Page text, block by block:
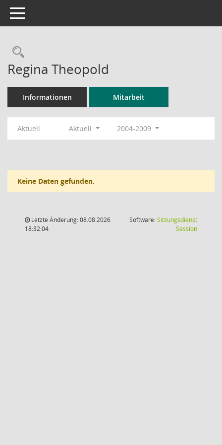
Toggle navigation
Rechercheauswahl
Regina Theopold
Informationen Mitarbeit
Aktuell Aktuell 2004-2009
Keine Daten gefunden.
Letzte Änderung: 08.08.2026
18:32:04
Software:Sitzungsdienst
Session(Wird in